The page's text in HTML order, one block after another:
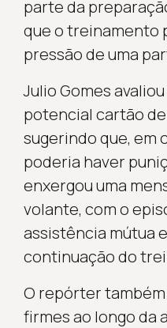
parte da
que o treinamento
pressão de uma
Julio Gomes
potencial cartão
sugerindo que, em
poderia haver
enxergou uma
volante, com o
assistência mútua
continuação do
O repórter
firmes ao longo da